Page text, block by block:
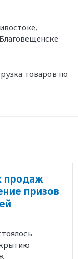
товаров по
продаж
призов